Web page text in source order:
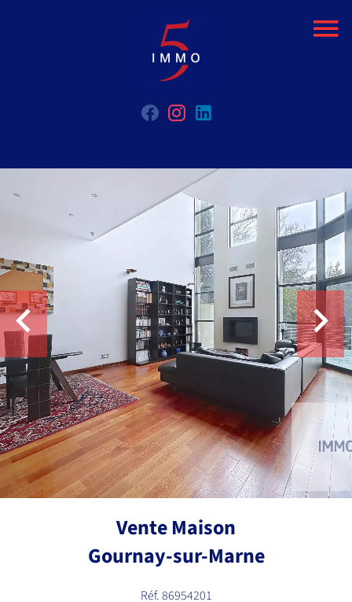
Vente Maison
Gournay-sur-Marne
Réf. 86954201